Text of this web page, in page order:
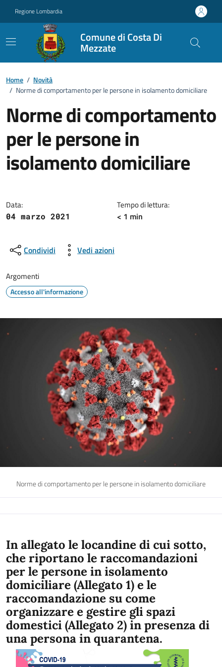
Regione Lombardia
Comune di Costa Di
Mezzate
Home / Novità
/ Norme di comportamento per le persone in isolamento domiciliare
Norme di comportamento
per le persone in
isolamento domiciliare
Data:
04 marzo 2021
Tempo di lettura:
< 1 min
Condividi Vedi azioni
Argomenti
Accesso all'informazione
Norme di comportamento per le persone in isolamento domiciliare
In allegato le locandine di cui sotto,
che riportano le raccomandazioni
per le persone in isolamento
domiciliare (Allegato 1) e le
raccomandazione su come
organizzare e gestire gli spazi
domestici (Allegato 2) in presenza di
una persona in quarantena.